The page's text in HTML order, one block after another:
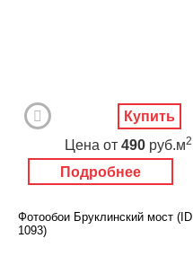
Подробнее
Цена от 490 руб.м2
Купить
Фотообои Бруклинский мост (ID
1093)